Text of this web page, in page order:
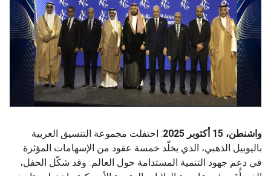
واشنطن، 15 أكتوبر 2025
: احتفلت مجموعة التنسيق العربية
باليوبيل الذهبي، الذي يخلّد خمسة عقود من الإسهامات المؤثرة
في دعم جهود التنمية المستدامة حول العالم. وقد شكّل الحفل،